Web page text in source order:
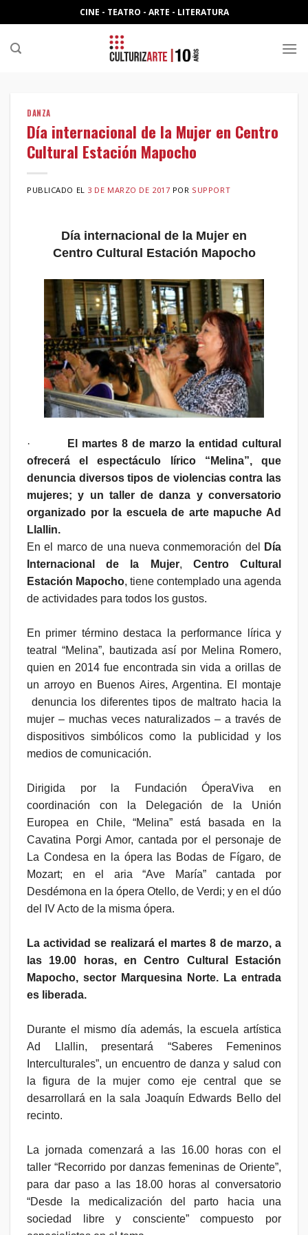
to
content
CINE - TEATRO - ARTE - LITERATURA
DANZA
Día internacional de la Mujer en Centro
Cultural Estación Mapocho
PUBLICADO EL 3 DE MARZO DE 2017 POR SUPPORT
Día internacional de la Mujer en
Centro Cultural Estación Mapocho
·
El martes 8 de marzo la entidad cultural
ofrecerá el espectáculo lírico “Melina”, que
denuncia diversos tipos de violencias contra las
mujeres; y un taller de danza y conversatorio
organizado por la escuela de arte mapuche Ad
Llallin.
En el marco de una nueva conmemoración del
Día
Internacional de la Mujer, Centro Cultural
Estación Mapocho, tiene contemplado una agenda
de actividades para todos los gustos.
En primer término destaca la performance lírica y
teatral “Melina”, bautizada así por Melina Romero,
quien en 2014 fue encontrada sin vida a orillas de
un arroyo en Buenos Aires, Argentina. El montaje
denuncia los diferentes tipos de maltrato hacia la
mujer – muchas veces naturalizados – a través de
dispositivos simbólicos como la publicidad y los
medios de comunicación.
Dirigida por la Fundación ÓperaViva en
coordinación con la Delegación de la Unión
Europea en Chile, “Melina” está basada en la
Cavatina Porgi Amor, cantada por el personaje de
La Condesa en la ópera las Bodas de Fígaro, de
Mozart; en el aria “Ave María” cantada por
Desdémona en la ópera Otello, de Verdi; y en el dúo
del IV Acto de la misma ópera.
La actividad se realizará el martes 8 de marzo, a
las 19.00 horas, en Centro Cultural Estación
Mapocho, sector Marquesina Norte. La entrada
es liberada.
Durante el mismo día además, la escuela artística
Ad Llallin, presentará “Saberes Femeninos
Interculturales”, un encuentro de danza y salud con
la figura de la mujer como eje central que se
desarrollará en la sala Joaquín Edwards Bello del
recinto.
La jornada comenzará a las 16.00 horas con el
taller “Recorrido por danzas femeninas de Oriente”,
para dar paso a las 18.00 horas al conversatorio
“Desde la medicalización del parto hacia una
sociedad libre y consciente” compuesto por